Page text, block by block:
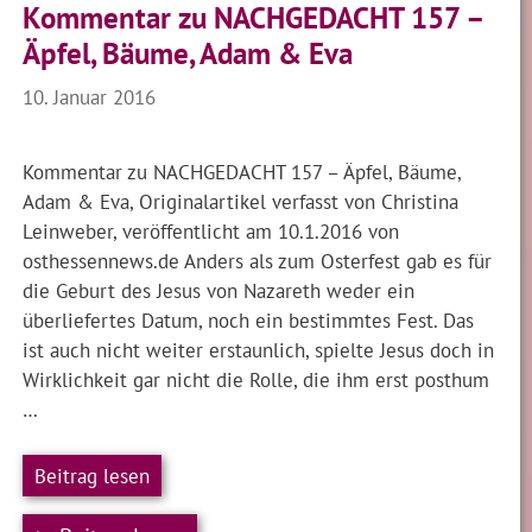
Kommentar zu NACHGEDACHT 157 –
Äpfel, Bäume, Adam & Eva
10. Januar 2016
Kommentar zu NACHGEDACHT 157 – Äpfel, Bäume,
Adam & Eva, Originalartikel verfasst von Christina
Leinweber, veröffentlicht am 10.1.2016 von
osthessennews.de Anders als zum Osterfest gab es für
die Geburt des Jesus von Nazareth weder ein
überliefertes Datum, noch ein bestimmtes Fest. Das
ist auch nicht weiter erstaunlich, spielte Jesus doch in
Wirklichkeit gar nicht die Rolle, die ihm erst posthum
…
Beitrag lesen